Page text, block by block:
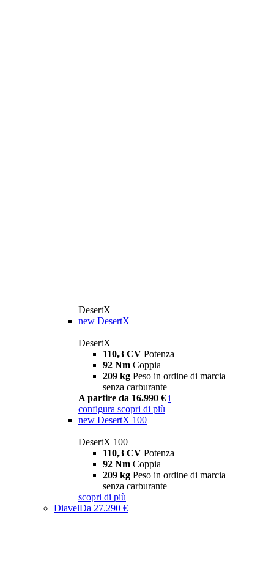
DesertX
new DesertX
DesertX
110,3 CV Potenza
92 Nm Coppia
209 kg Peso in ordine di marcia
senza carburante
A partire da 16.990 € i
configura scopri di più
new DesertX 100
DesertX 100
110,3 CV Potenza
92 Nm Coppia
209 kg Peso in ordine di marcia
senza carburante
scopri di più
DiavelDa 27.290 €